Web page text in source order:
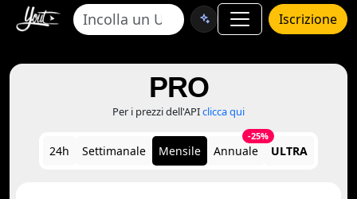
Iscrizione
PRO
Per i prezzi dell'APIclicca qui
24h Settimanale Mensile Annuale
-25%
ULTRA